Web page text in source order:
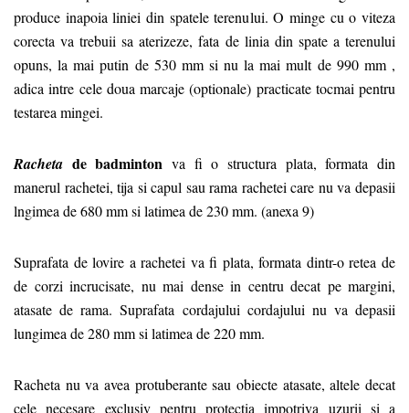
produce inapoia liniei din spatele terenului. O minge cu o viteza
corecta va trebuii sa aterizeze, fata de linia din spate a terenului
opuns, la mai putin de 530 mm si nu la mai mult de 990 mm ,
adica intre cele doua marcaje (optionale) practicate tocmai pentru
testarea mingei.
Racheta de badminton va fi o structura plata, formata din
manerul rachetei, tija si capul sau rama rachetei care nu va depasii
lngimea de 680 mm si latimea de 230 mm. (anexa 9)
Suprafata de lovire a rachetei va fi plata, formata dintr-o retea de
de corzi incrucisate, nu mai dense in centru decat pe margini,
atasate de rama. Suprafata cordajului cordajului nu va depasii
lungimea de 280 mm si latimea de 220 mm.
Racheta nu va avea protuberante sau obiecte atasate, altele decat
cele necesare exclusiv pentru protectia impotriva uzurii si a